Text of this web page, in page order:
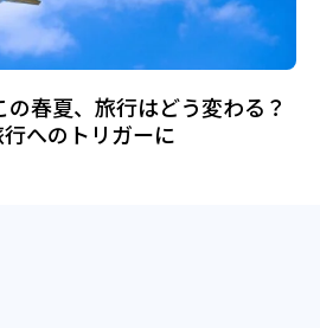
の春夏、旅行はどう変わる？
へのトリガーに